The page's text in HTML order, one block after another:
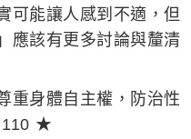
可能讓人感到不適，但
應該有更多討論與釐清
重身體自主權，防治性
110 ​★